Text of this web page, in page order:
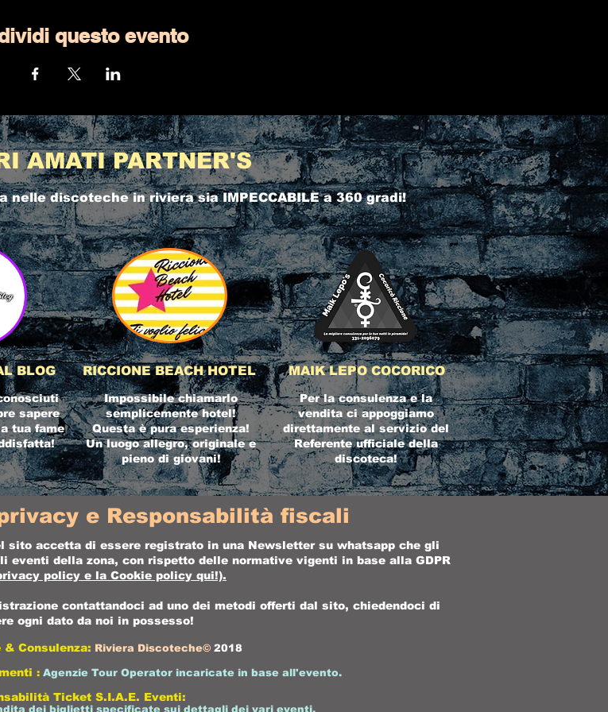
questo evento
AMATI PARTNER'S
nellediscoteche in rivierasia IMPECCABILE a 360 gradi!
BLOG
sapere
tua fame
RICCIONE BEACH HOTEL
Impossibile chiamarlo
semplicemente hotel!
Questa è pura esperienza!
Un luogo allegro, originale e
pieno di giovani!
MAIK LEPO COCORICO
Per la consulenza e la
vendita ci appoggiamo
direttamente al servizio del
Referente ufficiale della
discoteca!
e Responsabilità fiscali
accetta di essere registrato in una Newsletter su whatsapp che gli
eventi della zona, con rispetto delle normative vigenti in base alla GDPR
policy e la Cookie policy qui!).
contattandoci ad uno dei metodi offerti dal sito, chiedendoci di
ogni dato da noi in possesso!
Consulenza: Riviera Discoteche© 2018
: Agenzie Tour Operator incaricate in base all'evento.
Ticket S.I.A.E. Eventi:
dei biglietti specificate sui dettagli dei vari eventi.